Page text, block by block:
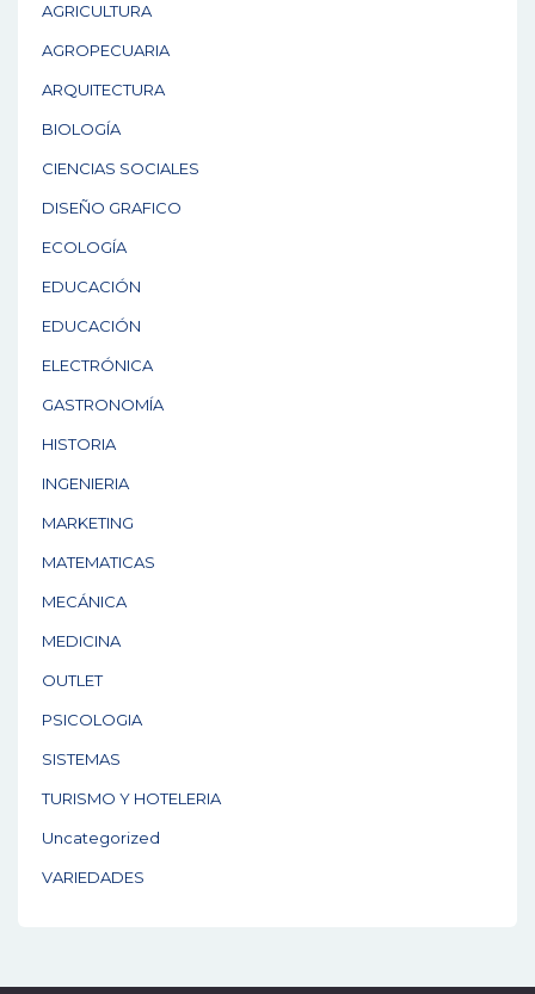
AGRICULTURA
AGROPECUARIA
ARQUITECTURA
BIOLOGÍA
CIENCIAS SOCIALES
DISEÑO GRAFICO
ECOLOGÍA
EDUCACIÓN
EDUCACIÓN
ELECTRÓNICA
GASTRONOMÍA
HISTORIA
INGENIERIA
MARKETING
MATEMATICAS
MECÁNICA
MEDICINA
OUTLET
PSICOLOGIA
SISTEMAS
TURISMO Y HOTELERIA
Uncategorized
VARIEDADES